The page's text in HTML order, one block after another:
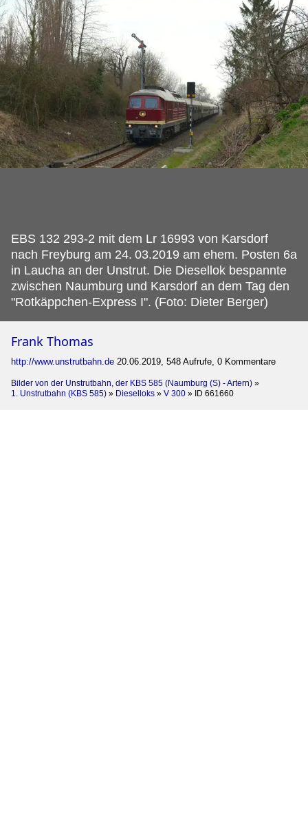
EBS 132 293-2 mit dem Lr 16993 von Karsdorf
nach Freyburg am 24. 03.2019 am ehem. Posten 6a
in Laucha an der Unstrut. Die Diesellok bespannte
zwischen Naumburg und Karsdorf an dem Tag den
"Rotkäppchen-Express I". (Foto: Dieter Berger)
Frank Thomas
http://www.unstrutbahn.de 20.06.2019, 548 Aufrufe, 0 Kommentare
Bilder von der Unstrutbahn, der KBS 585 (Naumburg (S) - Artern) »
1. Unstrutbahn (KBS 585) » Dieselloks » V 300 » ID 661660